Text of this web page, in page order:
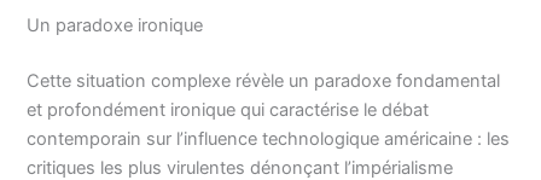
Un paradoxe ironique
Cette situation complexe révèle un paradoxe fondamental
et profondément ironique qui caractérise le débat
contemporain sur l’influence technologique américaine : les
critiques les plus virulentes dénonçant l’impérialisme